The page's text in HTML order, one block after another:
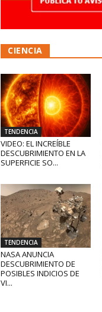
CIENCIA
TENDENCIA
VIDEO: EL INCREÍBLE
DESCUBRIMIENTO EN LA
SUPERFICIE SO...
TENDENCIA
NASA ANUNCIA
DESCUBRIMIENTO DE
POSIBLES INDICIOS DE
VI...